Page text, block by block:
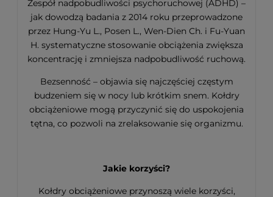
Zespół nadpobudliwości psychoruchowej (ADHD) –
jak dowodzą badania z 2014 roku przeprowadzone
przez Hung-Yu L., Posen L., Wen-Dien Ch. i Fu-Yuan
H. systematyczne stosowanie obciążenia zwiększa
koncentrację i zmniejsza nadpobudliwość ruchową.
Bezsenność – objawia się najczęściej częstym
budzeniem się w nocy lub krótkim snem. Kołdry
obciążeniowe mogą przyczynić się do uspokojenia
tętna, co pozwoli na zrelaksowanie się organizmu.
Jakie korzyści?
Kołdry obciążeniowe przynoszą wiele korzyści,